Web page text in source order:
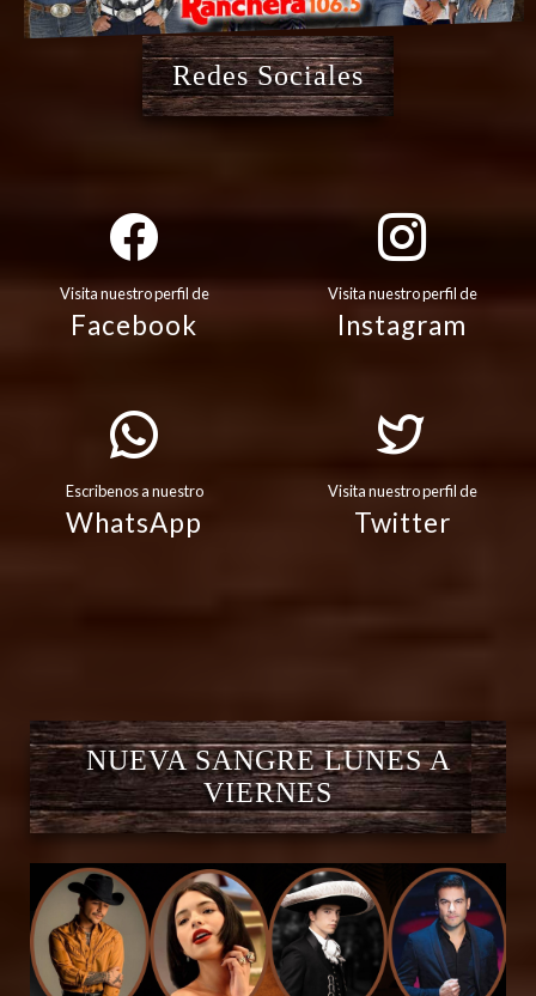
Redes Sociales
Visita nuestro perfil de
Facebook
Visita nuestro perfil de
Instagram
Escribenos a nuestro
WhatsApp
Visita nuestro perfil de
Twitter
NUEVA SANGRE LUNES A
VIERNES